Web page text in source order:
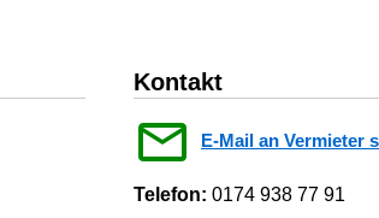
Kontakt
E-Mail an Vermieter
Telefon: 0174 938 77 91